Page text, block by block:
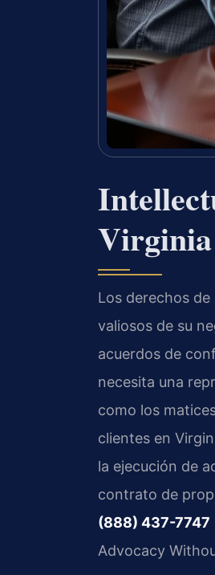
Virginia
Los derechos
valiosos de su
acuerdos de
necesita una
como los
clientes en
la ejecución de
contrato de
(888) 437-7747
Advocacy